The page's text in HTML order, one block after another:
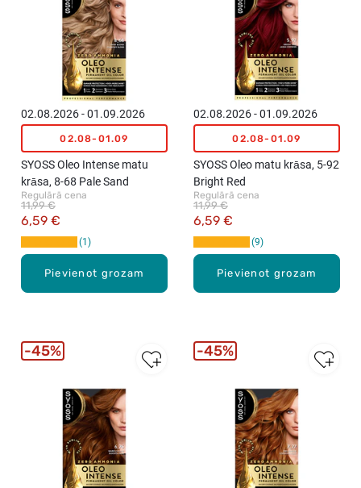
Pievienot grozam
02.08.2026 - 01.09.2026
02.08-01.09
SYOSS Oleo Intense matu
krāsa, 8-68 Pale Sand
Regulārā cena
6,59 €
11,99 €
1
Pievienot grozam
02.08.2026 - 01.09.2026
02.08-01.09
SYOSS Oleo matu krāsa, 5-92
Bright Red
Regulārā cena
6,59 €
11,99 €
9
45% 45%